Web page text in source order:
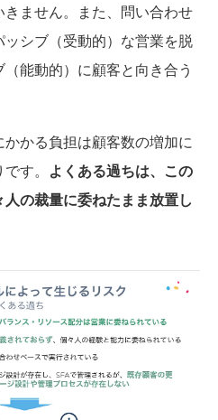
ません。また、問い合わせ
シブ（受動的）な営業を脱
能動的）に顧客と向き合う
かる負担は顧客数の増加に
す。 よくある過ちは、この
の裁量に委ねたまま放置し